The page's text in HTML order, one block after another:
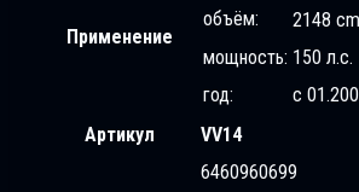
Применение
объём:
2148 cm
мощность: 150 л.с.
год:
с
Артикул
VV14
6460960699